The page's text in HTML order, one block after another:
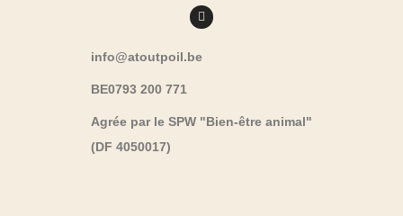
info@atoutpoil.be
BE0793 200 771
Agrée par le SPW "Bien-être animal"
(DF 4050017)